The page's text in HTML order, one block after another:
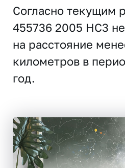
Согласно текущим
455736 2005 HC3
на расстояние
километров в
год.